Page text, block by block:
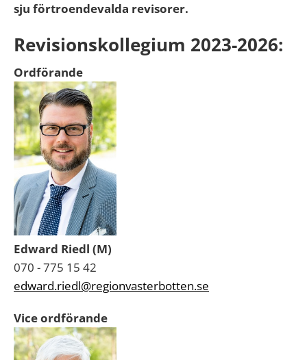
sju förtroendevalda revisorer.
Revisionskollegium 2023-2026:
Ordförande
Edward Riedl (M)
070 - 775 15 42
edward.riedl@regionvasterbotten.se
Vice ordförande